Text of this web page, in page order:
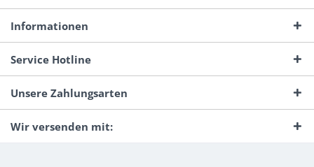
Informationen
Service Hotline
Unsere Zahlungsarten
Wir versenden mit: